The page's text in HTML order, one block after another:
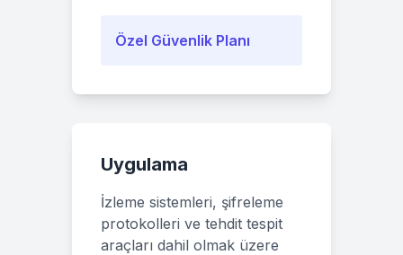
Özel Güvenlik Planı
Uygulama
İzleme sistemleri, şifreleme
protokolleri ve tehdit tespit
araçları dahil olmak üzere